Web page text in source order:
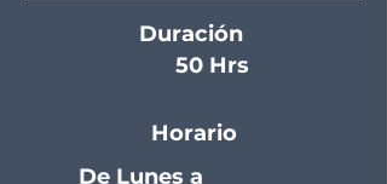
Duración
50 Hrs
Horario
De Lunes a